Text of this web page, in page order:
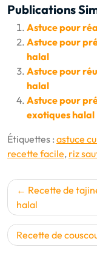
Publications
Astuce pour
Astuce pour
halal
Astuce pour
halal
Astuce pour
exotiques halal
Étiquettes : astuce
recette facile, riz
Navigation
de
l’article
Recette de
halal
Recette de